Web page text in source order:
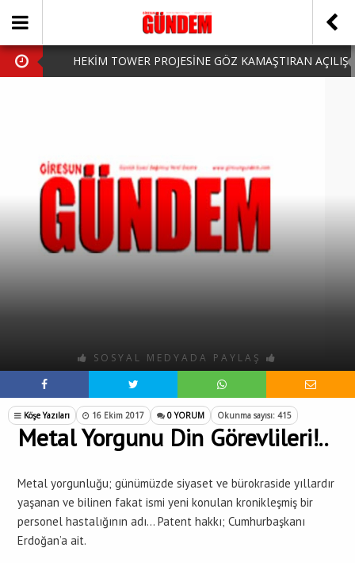
HEKİM TOWER PROJESİNE GÖZ KAMAŞTIRAN AÇILIŞ
HARUN CİCİ: VİDEOYU GÖRÜNCE GÖZLERİM DOLDU
SOSYAL MEDYADA PAYLAŞ
Köşe Yazıları 16 Ekim 2017 0 YORUM Okunma sayısı: 415
Metal Yorgunu Din Görevlileri!..
Metal yorgunluğu; günümüzde siyaset ve bürokraside yıllardır
yaşanan ve bilinen fakat ismi yeni konulan kronikleşmiş bir
personel hastalığının adı… Patent hakkı; Cumhurbaşkanı
Erdoğan’a ait.